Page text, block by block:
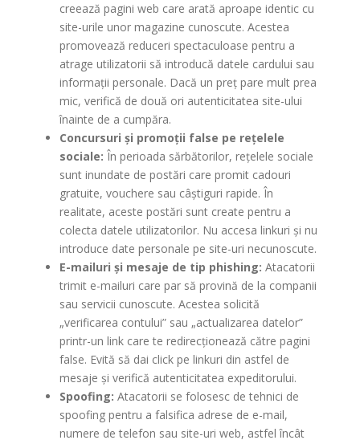
creează pagini web care arată aproape identic cu
site-urile unor magazine cunoscute. Acestea
promovează reduceri spectaculoase pentru a
atrage utilizatorii să introducă datele cardului sau
informații personale. Dacă un preț pare mult prea
mic, verifică de două ori autenticitatea site-ului
înainte de a cumpăra.
Concursuri și promoții false pe rețelele
sociale: În perioada sărbătorilor, rețelele sociale
sunt inundate de postări care promit cadouri
gratuite, vouchere sau câștiguri rapide. În
realitate, aceste postări sunt create pentru a
colecta datele utilizatorilor. Nu accesa linkuri și nu
introduce date personale pe site-uri necunoscute.
E-mailuri și mesaje de tip phishing: Atacatorii
trimit e-mailuri care par să provină de la companii
sau servicii cunoscute. Acestea solicită
„verificarea contului” sau „actualizarea datelor”
printr-un link care te redirecționează către pagini
false. Evită să dai click pe linkuri din astfel de
mesaje și verifică autenticitatea expeditorului.
Spoofing: Atacatorii se folosesc de tehnici de
spoofing pentru a falsifica adrese de e-mail,
numere de telefon sau site-uri web, astfel încât